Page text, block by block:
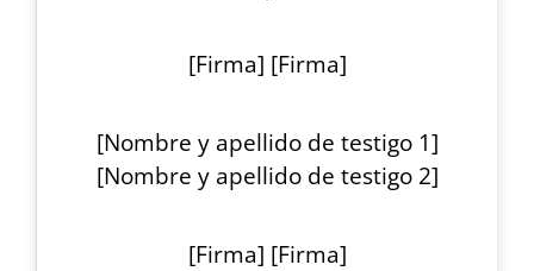
[Firma] [Firma]
[Nombre y apellido de testigo 1]
[Nombre y apellido de testigo 2]
[Firma] [Firma]